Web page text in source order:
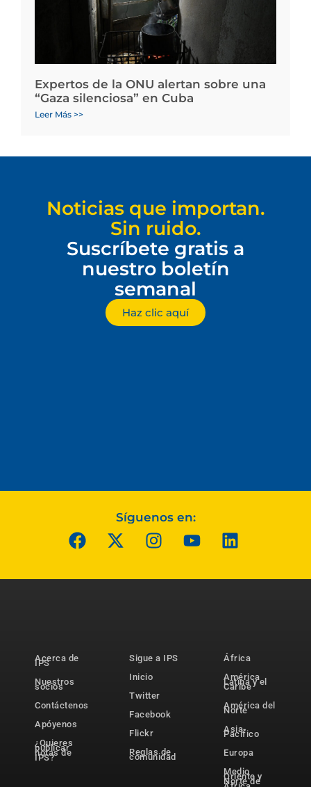
Expertos de la ONU alertan sobre una
“Gaza silenciosa” en Cuba
Leer Más >>
Noticias que importan.
Sin ruido.
Suscríbete gratis a
nuestro boletín
semanal
Haz clic aquí
Síguenos en:
Acerca de
IPS
Nuestros
socios
Contáctenos
Apóyenos
¿Quieres
publicar
notas de
IPS?
Sigue a IPS
Inicio
Twitter
Facebook
Flickr
Reglas de
comunidad
África
América
Latina y el
Caribe
América del
Norte
Asia-
Pacífico
Europa
Medio
Oriente y
Norte de